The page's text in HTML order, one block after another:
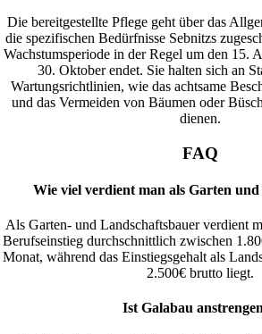
Die bereitgestellte Pflege geht über das
die spezifischen Bedürfnisse Sebnitzs
Wachstumsperiode in der Regel um den 15.
30. Oktober endet. Sie halten sich an
Wartungsrichtlinien, wie das achtsame
und das Vermeiden von Bäumen oder
dienen.
FAQ
Wie viel verdient man als Garten
Als Garten- und Landschaftsbauer verdient
Berufseinstieg durchschnittlich zwischen
Monat, während das Einstiegsgehalt als
2.500€ brutto liegt.
Ist Galabau